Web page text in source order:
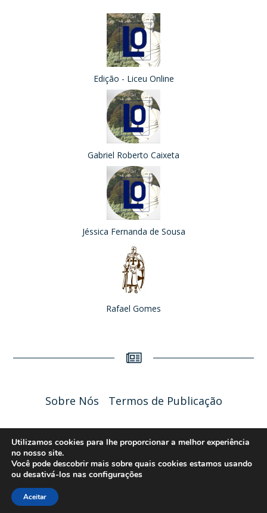
Edição - Liceu Online
Gabriel Roberto Caixeta
Jéssica Fernanda de Sousa
Rafael Gomes
Sobre Nós Termos de Publicação
Liceu Online 2026 - Política de Privacidade
Utilizamos cookies para lhe proporcionar a melhor experiência
no nosso site.
Você pode descobrir mais sobre quais cookies estamos usando
ou desativá-los nas configurações
Aceitar